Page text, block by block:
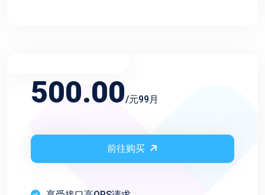
500.00/元99月
前往购买